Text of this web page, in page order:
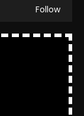
Follow